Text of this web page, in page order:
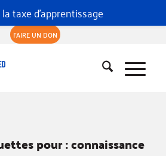
FAIRE UN DON
pour :connaissance
taxe d'apprentissage